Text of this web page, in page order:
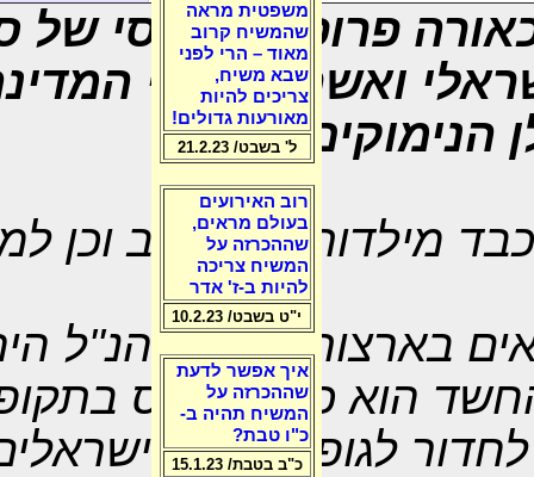
פרופיל קלאסי של
ואשר ראוי כי
הנימוקים לכך,
מילדותו בארה"ב וכן
בארצות הברית הנ"ל
הוא כי הוא גויס
לגופים הפרו
משפטית מראה
שהמשיח קרוב
מאוד – הרי לפני
שבא משיח,
צריכים להיות
מאורעות גדולים!
ל' בשבט/ 21.2.23
רוב האירועים
בעולם מראים,
שההכרזה על
המשיח צריכה
להיות ב-ז' אדר
י"ט בשבט/ 10.2.23
איך אפשר לדעת
שההכרזה על
המשיח תהיה ב-
כ"ו טבת?
כ"ב בטבת/ 15.1.23